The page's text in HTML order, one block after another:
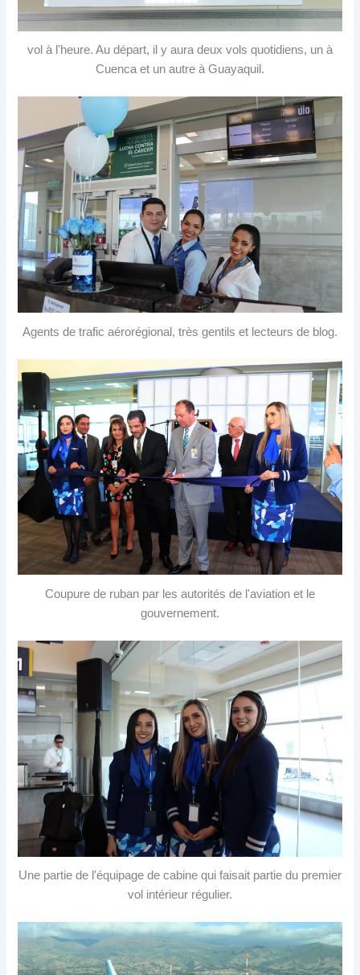
vol à l'heure. Au départ, il y aura deux vols quotidiens, un à
Cuenca et un autre à Guayaquil.
Agents de trafic aérorégional, très gentils et lecteurs de blog.
Coupure de ruban par les autorités de l'aviation et le
gouvernement.
Une partie de l'équipage de cabine qui faisait partie du premier
vol intérieur régulier.